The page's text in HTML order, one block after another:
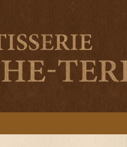
勢町の
ログ
ュテールのブログ